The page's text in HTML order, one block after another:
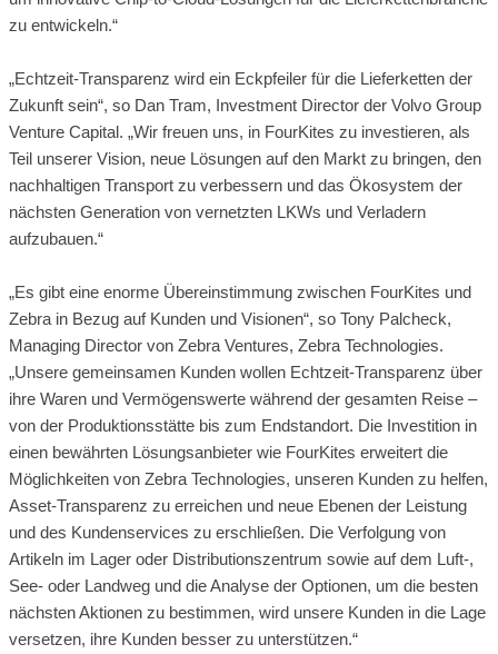
zu entwickeln.“
„Echtzeit-Transparenz wird ein Eckpfeiler für die Lieferketten der
Zukunft sein“, so Dan Tram, Investment Director der Volvo Group
Venture Capital. „Wir freuen uns, in FourKites zu investieren, als
Teil unserer Vision, neue Lösungen auf den Markt zu bringen, den
nachhaltigen Transport zu verbessern und das Ökosystem der
nächsten Generation von vernetzten LKWs und Verladern
aufzubauen.“
„Es gibt eine enorme Übereinstimmung zwischen FourKites und
Zebra in Bezug auf Kunden und Visionen“, so Tony Palcheck,
Managing Director von Zebra Ventures, Zebra Technologies.
„Unsere gemeinsamen Kunden wollen Echtzeit-Transparenz über
ihre Waren und Vermögenswerte während der gesamten Reise –
von der Produktionsstätte bis zum Endstandort. Die Investition in
einen bewährten Lösungsanbieter wie FourKites erweitert die
Möglichkeiten von Zebra Technologies, unseren Kunden zu helfen,
Asset-Transparenz zu erreichen und neue Ebenen der Leistung
und des Kundenservices zu erschließen. Die Verfolgung von
Artikeln im Lager oder Distributionszentrum sowie auf dem Luft-,
See- oder Landweg und die Analyse der Optionen, um die besten
nächsten Aktionen zu bestimmen, wird unsere Kunden in die Lage
versetzen, ihre Kunden besser zu unterstützen.“